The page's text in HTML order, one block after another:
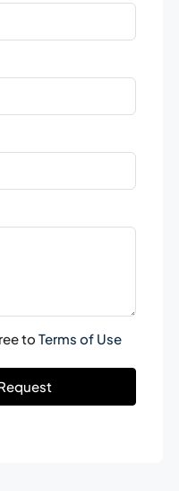
to Terms of Use